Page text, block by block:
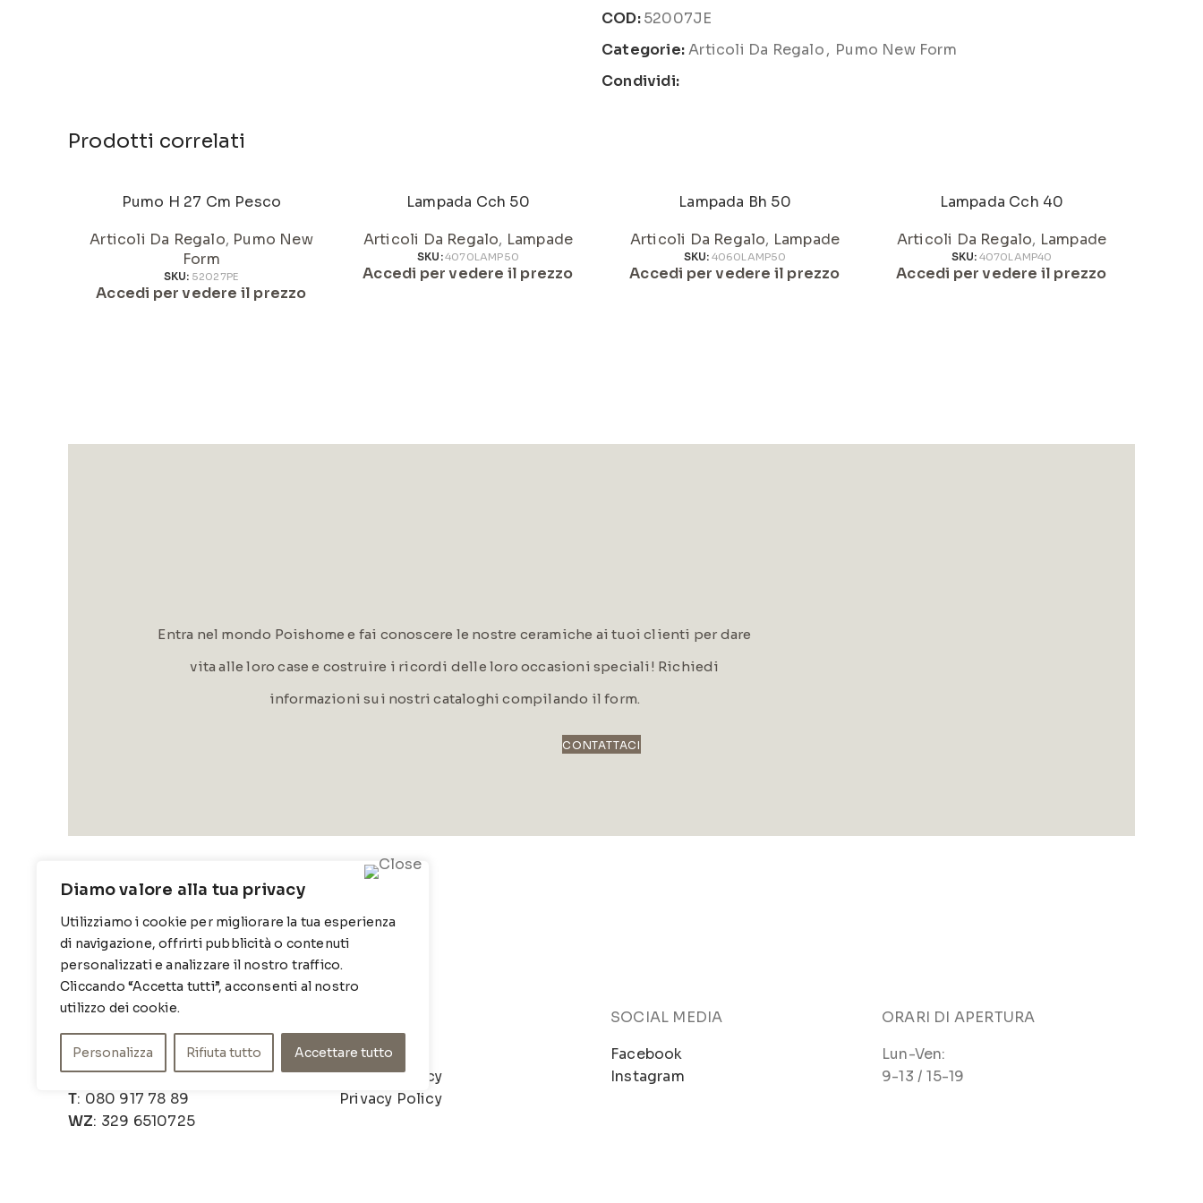
Diamo valore alla tua privacy
Utilizziamo i cookie per migliorare la tua esperienza
di navigazione, offrirti pubblicità o contenuti
personalizzati e analizzare il nostro traffico.
Cliccando “Accetta tutti”, acconsenti al nostro
utilizzo dei cookie.
Personalizza Rifiuta tutto Accettare tutto
COD:52007JE
Categorie: Articoli Da Regalo, Pumo New Form
Condividi:
Prodotti correlati
Pumo H 27 Cm Pesco
Articoli Da Regalo, Pumo New
Form
SKU: 52027PE
Accedi per vedere il prezzo
Lampada Cch 50
Articoli Da Regalo, Lampade
SKU:4070LAMP50
Accedi per vedere il prezzo
Lampada Bh 50
Articoli Da Regalo, Lampade
SKU: 4060LAMP50
Accedi per vedere il prezzo
Lampada Cch 40
Articoli Da Regalo, Lampade
SKU: 4070LAMP40
Accedi per vedere il prezzo
Entra nel mondo Poishome e fai conoscere le nostre ceramiche ai tuoi clienti per dare
vita alle loro case e costruire i ricordi delle loro occasioni speciali! Richiedi
informazioni sui nostri cataloghi compilando il form.
CONTATTACI
CONTATTI
Contrada Locosantissimo 1316 -
70044 Polignano a mare
T: 080 917 78 89
WZ: 329 6510725
Chi siamo
Cookie Policy
Privacy Policy
SOCIAL MEDIA
Facebook
Instagram
ORARI DI APERTURA
Lun-Ven:
9-13 / 15-19